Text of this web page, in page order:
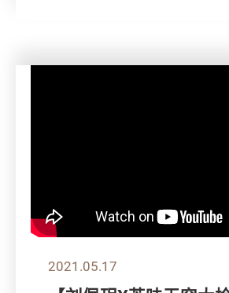
2021.05.17